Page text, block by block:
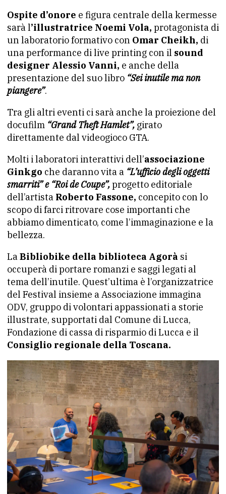
Ospite d’onore e figura centrale della kermesse
sarà l’illustratrice Noemi Vola, protagonista di
un laboratorio formativo con Omar Cheikh, di
una performance di live printing con il sound
designer Alessio Vanni, e anche della
presentazione del suo libro “Sei inutile ma non
piangere”.
Tra gli altri eventi ci sarà anche la proiezione del
docufilm “Grand Theft Hamlet”, girato
direttamente dal videogioco GTA.
Molti i laboratori interattivi dell’associazione
Ginkgo che daranno vita a “L’ufficio degli oggetti
smarriti” e “Roi de Coupe”,progetto editoriale
dell’artista Roberto Fassone, concepito con lo
scopo di farci ritrovare cose importanti che
abbiamo dimenticato, come l’immaginazione e la
bellezza.
LaBibliobike della biblioteca Agorà si
occuperà di portare romanzi e saggi legati al
tema dell’inutile. Quest’ultima è l’organizzatrice
del Festival insieme a Associazione immagina
ODV, gruppo di volontari appassionati a storie
illustrate, supportati dal Comune di Lucca,
Fondazione di cassa di risparmio di Lucca e il
Consiglio regionale della Toscana.